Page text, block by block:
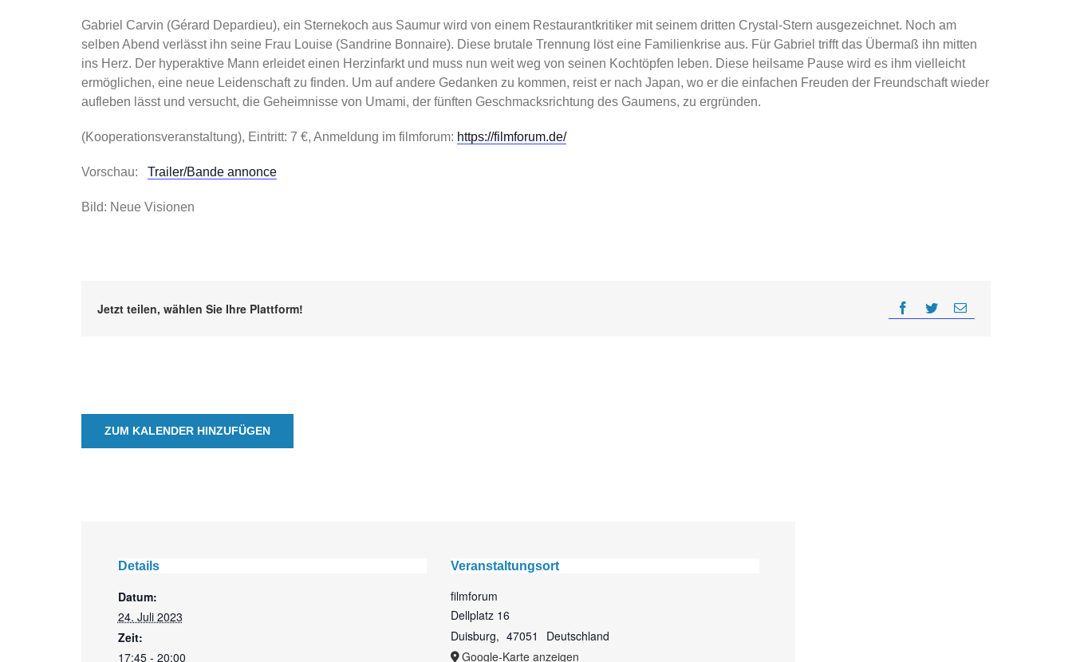
Gabriel Carvin (Gérard Depardieu), ein Sternekoch aus Saumur wird von einem Restaurantkritiker mit seinem dritten Crystal-Stern ausgezeichnet. Noch am
selben Abend verlässt ihn seine Frau Louise (Sandrine Bonnaire). Diese brutale Trennung löst eine Familienkrise aus. Für Gabriel trifft das Übermaß ihn mitten
ins Herz. Der hyperaktive Mann erleidet einen Herzinfarkt und muss nun weit weg von seinen Kochtöpfen leben. Diese heilsame Pause wird es ihm vielleicht
ermöglichen, eine neue Leidenschaft zu finden. Um auf andere Gedanken zu kommen, reist er nach Japan, wo er die einfachen Freuden der Freundschaft wieder
aufleben lässt und versucht, die Geheimnisse von Umami, der fünften Geschmacksrichtung des Gaumens, zu ergründen.
(Kooperationsveranstaltung), Eintritt: 7 €, Anmeldung im filmforum: https://filmforum.de/
Vorschau: Trailer/Bande annonce
Bild: Neue Visionen
Jetzt teilen, wählen Sie Ihre Plattform!
ZUM KALENDER HINZUFÜGEN
Details
Datum:
24. Juli 2023
Zeit:
17:45 - 20:00
Veranstaltungsort
filmforum
Dellplatz 16
Duisburg, 47051
Deutschland
Google-Karte anzeigen